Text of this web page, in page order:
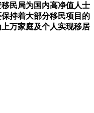
民局为国内高净值人士
持着大部分移民项目的
万家庭及个人实现移居